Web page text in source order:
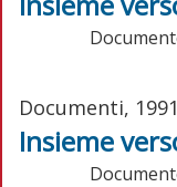
Documenti,
Insieme